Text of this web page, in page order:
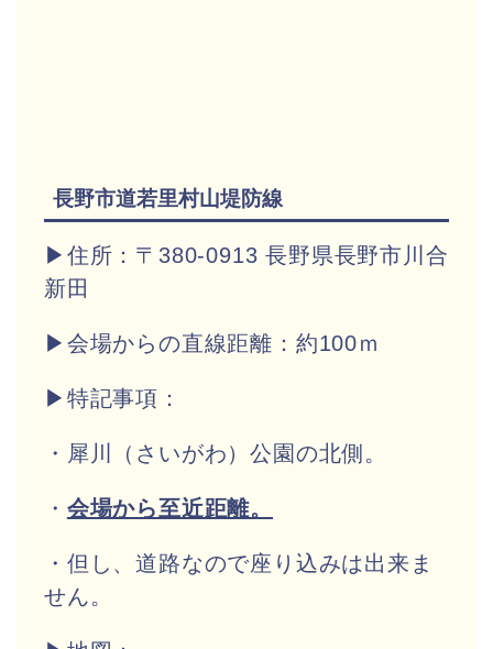
長野市道若里村山堤防線
▶住所：〒380-0913 長野県長野市川合
新田
▶会場からの直線距離：約100ｍ
▶特記事項：
・犀川（さいがわ）公園の北側。
・ 会場から至近距離。
・但し、道路なので座り込みは出来ま
せん。